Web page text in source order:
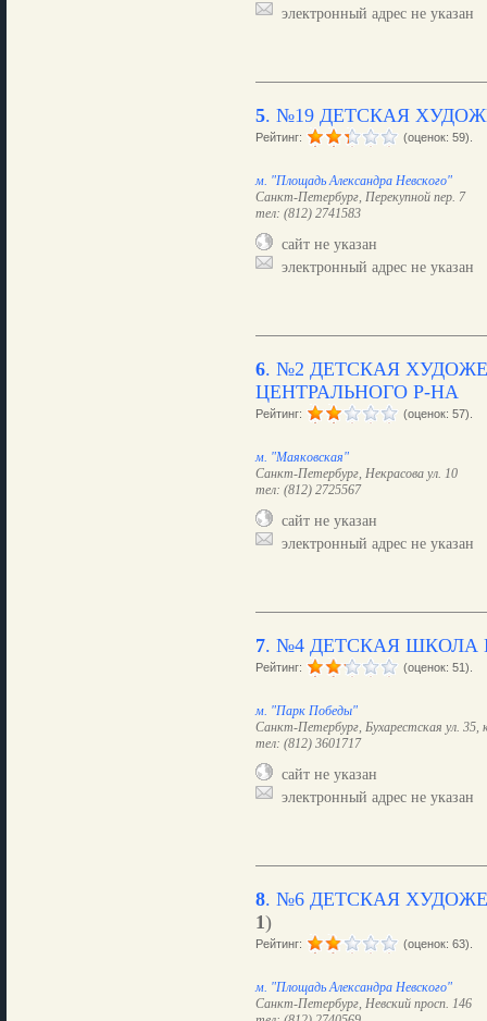
электронный адрес не указан
5. №19 ДЕТСКАЯ
Рейтинг: (оценок: 59).
м. "Площадь Александра Невского"
Санкт-Петербург, Перекупной пер. 7
тел: (812) 2741583
сайт не указан
электронный адрес не указан
6. №2 ДЕТСКАЯ
ЦЕНТРАЛЬНОГО Р-НА
Рейтинг: (оценок: 57).
м. "Маяковская"
Санкт-Петербург, Некрасова ул. 10
тел: (812) 2725567
сайт не указан
электронный адрес не указан
7. №4 ДЕТСКАЯ ШКОЛА
Рейтинг: (оценок: 51).
м. "Парк Победы"
Санкт-Петербург, Бухарестская ул. 35,
тел: (812) 3601717
сайт не указан
электронный адрес не указан
8. №6 ДЕТСКАЯ
1)
Рейтинг: (оценок: 63).
м. "Площадь Александра Невского"
Санкт-Петербург, Невский просп. 146